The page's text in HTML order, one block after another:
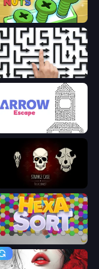
Screw Out: Bolts and Nuts
Arrow Escape: Puzzle
Arrow Escape